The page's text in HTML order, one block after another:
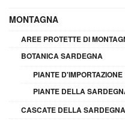
MONTAGNA
AREE PROTETTE DI
BOTANICA SARDEGNA
PIANTE D'IMPORTAZIONE
PIANTE DELLA
CASCATE DELLA SARDEGNA